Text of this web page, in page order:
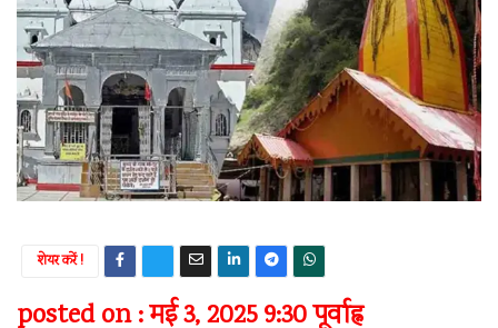
शेयर करें !
posted on : मई 3, 2025 9:30 पूर्वाह्न